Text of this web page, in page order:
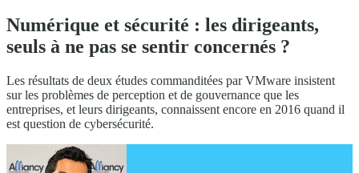
Numérique et sécurité : les dirigeants,
seuls à ne pas se sentir concernés ?
Les résultats de deux études commanditées par VMware insistent
sur les problèmes de perception et de gouvernance que les
entreprises, et leurs dirigeants, connaissent encore en 2016 quand il
est question de cybersécurité.